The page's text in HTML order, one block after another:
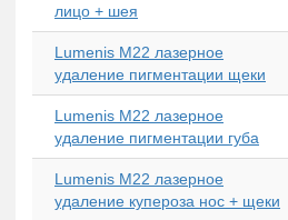
лицо + шея
Lumenis M22 лазерное
удаление пигментации щеки
Lumenis M22 лазерное
удаление пигментации губа
Lumenis M22 лазерное
удаление купероза нос + щеки